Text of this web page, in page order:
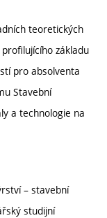
teoretických
základu
pro absolventa
Stavební
a technologie na
– stavební
studijní